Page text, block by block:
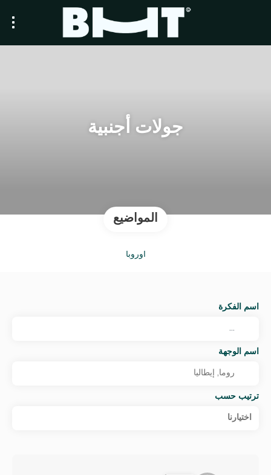
جولات أجنبية
المواضيع
أوروبا
اسم الفكرة
اسم الوجهة
ترتيب حسب
اختيارنا